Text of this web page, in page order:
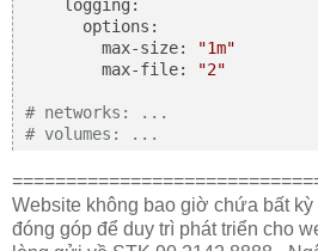
    logging:
      options:
        max-size:
"1m"
        max-file:
"2"
# networks: ...
# volumes: ...
Website không bao giờ chứa bất kỳ
đóng góp để duy trì phát triển cho